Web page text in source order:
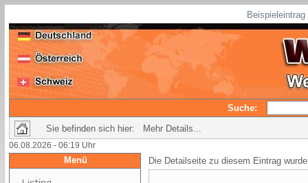
Suche:
Sie befinden sich hier: Mehr Details...
06.08.2026 - 06:19 Uhr
Menü Die Detailseite zu diesem Eintrag